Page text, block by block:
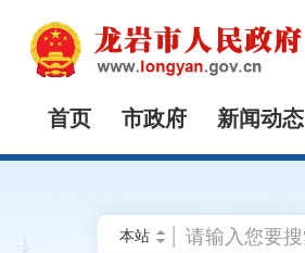
首页 市政府 新闻动态